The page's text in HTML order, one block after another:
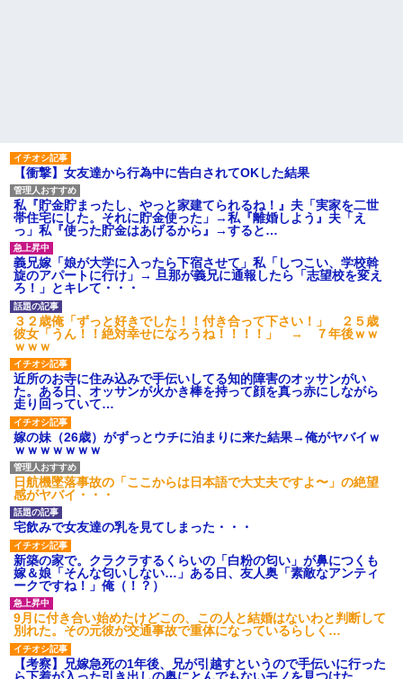
の？ｗｗ」「逆に超安い」
私「ちょっと、人の家の金庫
触らないでよ！」キチママ『そ
こに金庫があったから、開けて
みようとしただけ☆』義兄「泥
は出てけ！二度と来るな！」結
果・・・
私「初めて飲む味だけどなん
のお茶？」彼「ちっ！」私「」
【GIF】JSのカンチョーワロ
タ
後続車にクラクションを鳴ら
され彼氏が逆切れ。「何クラク
ション鳴らしてんだ！降りてこ
いよ！」と怒鳴りだし...
【衝撃】報酬100万円超の治験
募集がこちらｗｗｗｗｗ(※画像
あり)
【ネット騒然】惨殺されたタ
ワマン頂き女子のこの動画、す
げえええええｗｗｗｗｗｗｗｗ
ｗｗｗ
【愕然】白のクラウン俺氏、
高速道路左車線を制限速度で走
った結果wwwwwwwwwwww
百年の恋12-899 食べた量を
張り合ってくる
【悲報】佐藤輝明・・・２軍
でも盛大にやらかす←あまり悲
しませないでくれ
【衝撃】女友達から行為中に告白されてOKした結果
私『貯金貯まったし、やっと家建てられるね！』夫「実家を二世
帯住宅にした。それに貯金使った」→私『離婚しよう』夫「え
っ」私『使った貯金はあげるから』→すると…
義兄嫁「娘が大学に入ったら下宿させて」私「しつこい、学校斡
旋のアパートに行け」→ 旦那が義兄に通報したら「志望校を変え
ろ！」とキレて・・・
３２歳俺「ずっと好きでした！！付き合って下さい！」 ２５歳
彼女「うん！！絶対幸せになろうね！！！！」 → ７年後ｗｗ
ｗｗｗ
近所のお寺に住み込みで手伝いしてる知的障害のオッサンがい
た。ある日、オッサンが火かき棒を持って顔を真っ赤にしながら
走り回っていて…
嫁の妹（26歳）がずっとウチに泊まりに来た結果→俺がヤバイｗ
ｗｗｗｗｗｗｗ
日航機墜落事故の「ここからは日本語で大丈夫ですよ〜」の絶望
感がヤバイ・・・
宅飲みで女友達の乳を見てしまった・・・
新築の家で。クラクラするくらいの「白粉の匂い」が鼻につくも
嫁＆娘「そんな匂いしない…」ある日、友人奥「素敵なアンティ
ークですね！」俺（！？）
9月に付き合い始めたけどこの、この人と結婚はないわと判断して
別れた。その元彼が交通事故で重体になっているらしく…
【考察】兄嫁急死の1年後、兄が引越すというので手伝いに行った
ら下着が入った引き出しの奥にとんでもないモノを見つけた